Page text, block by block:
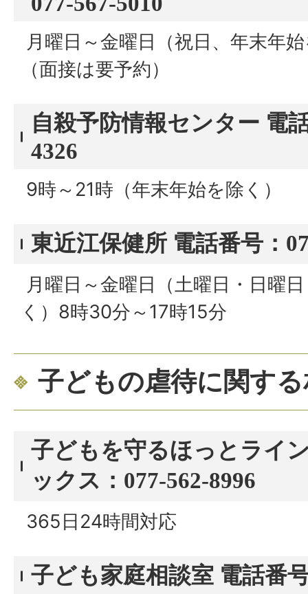
月曜日～金曜日（祝日、年末年
（面接は要予約）
自殺予防情報センター 電
4326
9時～21時（年末年始を除く）
東近江保健所 電話番号：
月曜日～金曜日（土曜日・日曜
く）8時30分～17時15分
子どもの虐待に関す
子どもを守るほっとライ
ックス：077-562-8996
365日24時間対応
子ども家庭相談室 電話番